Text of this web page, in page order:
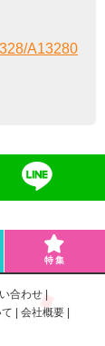
A13280
特集
合わせ
会社概要